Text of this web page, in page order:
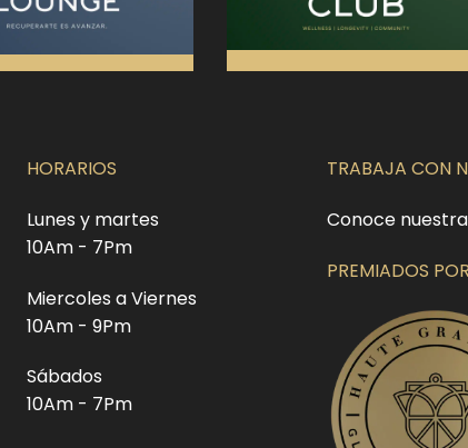
HORARIOS
Lunes y martes
10Am - 7Pm
Miercoles a Viernes
10Am - 9Pm
Sábados
10Am - 7Pm
TRABAJA CON
Conoce
PREMIADOS